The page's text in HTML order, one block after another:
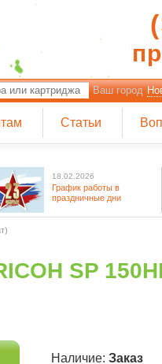
Ваш город
Статьи
18.02.2026
График работы в
праздничные дни
SP
Наличие: Заказ